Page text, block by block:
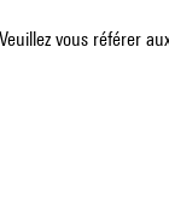
vous référer